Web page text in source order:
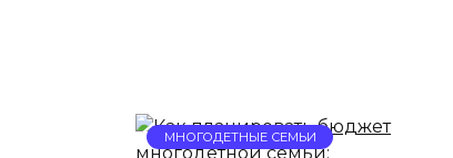
МНОГОДЕТНЫЕ СЕМЬИ